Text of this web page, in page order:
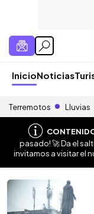
InicioNoticias
Terremotos Lluvias
pasado! 🚀 Da el
invitamos a visitar el